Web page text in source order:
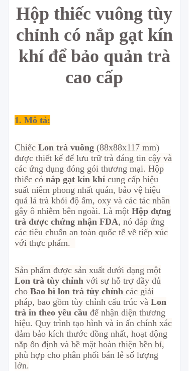
Hộp thiếc vuông tùy
chỉnh có nắp gạt kín
khí để bảo quản trà
cao cấp
1. Mô tả:
Chiếc Lon trà vuông (88x88x117 mm)
được thiết kế để lưu trữ trà đáng tin cậy và
các ứng dụng đóng gói thương mại. Hộp
thiếc có nắp gạt kín khí cung cấp hiệu
suất niêm phong nhất quán, bảo vệ hiệu
quả lá trà khỏi độ ẩm, oxy và các tác nhân
gây ô nhiễm bên ngoài. Là một Hộp đựng
trà được chứng nhận FDA, nó đáp ứng
các tiêu chuẩn an toàn quốc tế về tiếp xúc
với thực phẩm.
Sản phẩm được sản xuất dưới dạng một
Lon trà tùy chỉnh với sự hỗ trợ đầy đủ
cho Bao bì lon trà tùy chỉnh các giải
pháp, bao gồm tùy chỉnh cấu trúc và Lon
trà in theo yêu cầu để nhận diện thương
hiệu. Quy trình tạo hình và in ấn chính xác
đảm bảo kích thước đồng nhất, hoạt động
nắp ổn định và bề mặt hoàn thiện bền bỉ,
phù hợp cho phân phối bán lẻ số lượng
lớn.